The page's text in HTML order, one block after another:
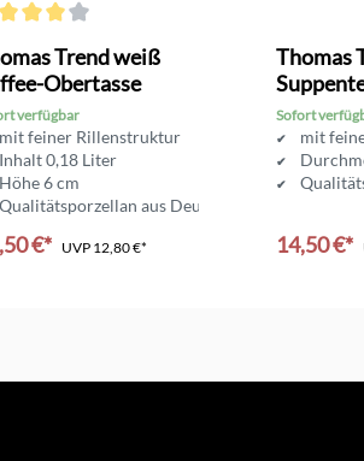
Trend weiß
Obertasse
verfügbar
mit feiner Rillenstruktur
Inhalt 0,18 Liter
Höhe 6 cm
Qualitätsporzellan aus Deutschland
€* UVP 12,80 €*
Thomas
Sofort
mit
14,50 €*